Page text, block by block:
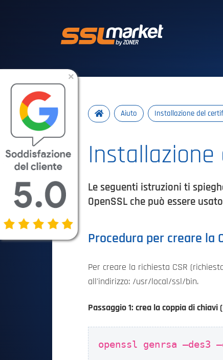
Certificati
Aiuto Installazione del
Le seguenti istruzioni ti
OpenSSL che può essere
Procedura per creare la
Per creare la richiesta CSR
all'indirizzo: /usr/local/ssl/bin.
Passaggio 1: crea la coppia di chiavi
openssl genrsa –des3
×